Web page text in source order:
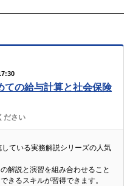
ての給与計算と社会保険
ださい
ている実務解説シリーズの人気
解説と演習を組み合わせること
きるスキルが習得できます。